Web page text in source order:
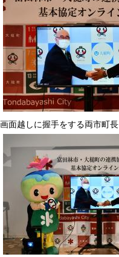
画面越しに握手をする両市町長